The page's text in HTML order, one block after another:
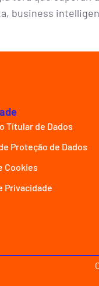
business
Títular de Dados
Proteção de Dados
Cookies
Privacidade